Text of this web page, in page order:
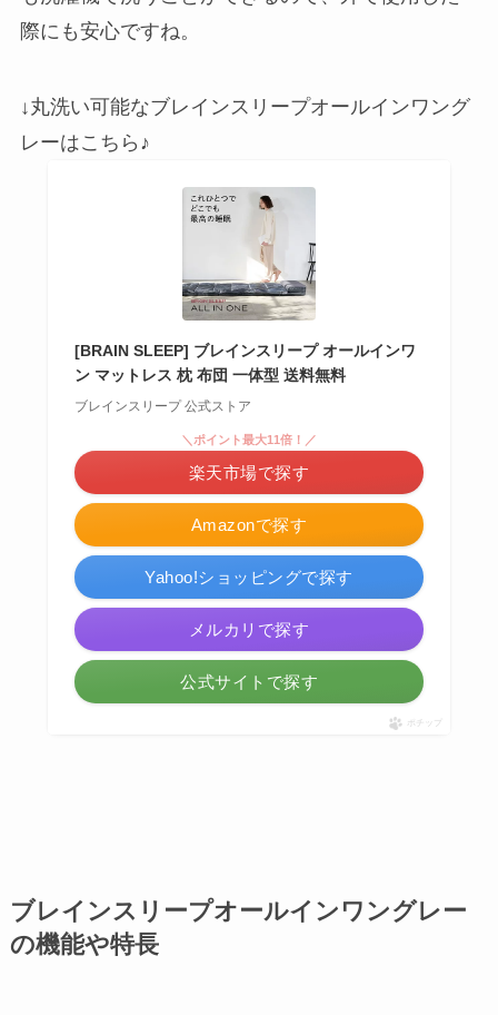
際にも安心ですね。
↓丸洗い可能なブレインスリープオールインワング
レーはこちら♪
[BRAIN SLEEP] ブレインスリープ オールインワ
ン マットレス 枕 布団 一体型 送料無料
ブレインスリープ 公式ストア
Amazonで探す
＼ポイント最大11倍！／
楽天市場で探す
Yahoo!ショッピングで探す
メルカリで探す
公式サイトで探す
ポチップ
ブレインスリープオールインワングレー
の機能や特長